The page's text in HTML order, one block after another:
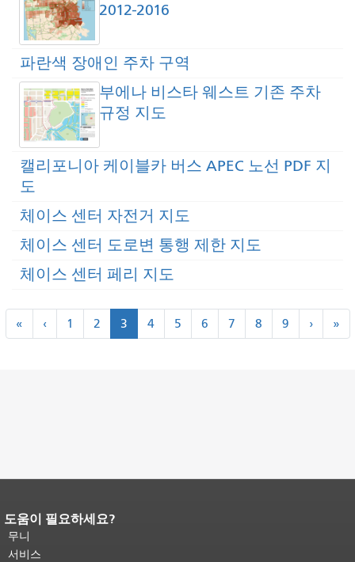
2012-2016
파란색 장애인 주차 구역
부에나 비스타 웨스트 기존 주차
규정 지도
캘리포니아 케이블카 버스 APEC 노선 PDF 지
도
체이스 센터 자전거 지도
체이스 센터 도로변 통행 제한 지도
체이스 센터 페리 지도
수
«"
첫
‹<
이
1 2 3 4 5 6 7 8 9 ›다
음
»마
지
페이지 내용 끝입니다.이 페이지의 나
머지 내용은 모든 페이지에 반복됩니
다.메인 콘텐츠 상단으로 돌아가려면
도움이 필요하세요?
무니
서비스